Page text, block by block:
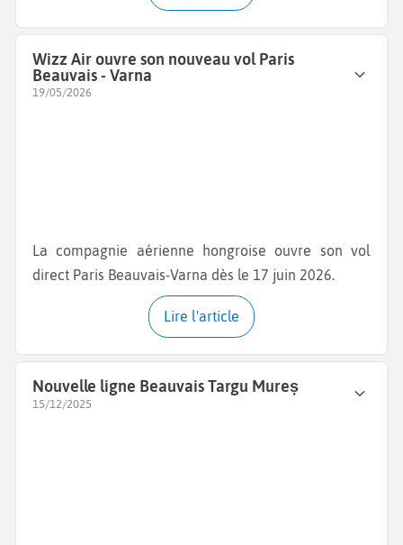
Wizz Air ouvre son nouveau vol Paris
Beauvais - Varna
19/05/2026
La compagnie aérienne hongroise ouvre son vol
direct Paris Beauvais-Varna dès le 17 juin 2026.
Lire l'article
Nouvelle ligne Beauvais Targu Mureș
15/12/2025